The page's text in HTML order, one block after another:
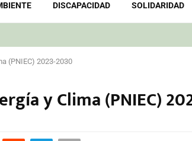
DISCAPACIDAD SOLIDARIDAD
(PNIEC) 2023-2030
y Clima (PNIEC)